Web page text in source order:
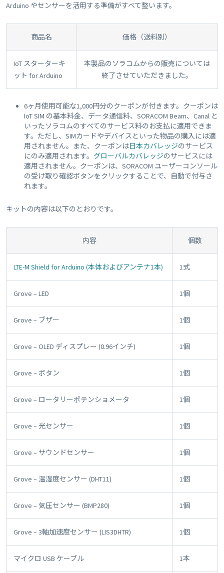
Arduino やセンサーを活用する準備がすべて整います。
商品名 価格（送料別）
IoT スターターキ
ット for Arduino
本製品のソラコムからの販売については
終了させていただきました。
6ヶ月使用可能な1,000円分のクーポンが付きます。クーポンは
IoT SIM の基本料金、データ通信料、SORACOM Beam、Canal と
いったソラコムのすべてのサービス料のお支払に適用できま
す。ただし、SIMカードやデバイスといった物品の購入には適
用されません。また、クーポンは日本カバレッジのサービス
にのみ適用されます。 グローバルカバレッジのサービスには
適用されません。クーポンは、SORACOM ユーザーコンソール
の受け取り確認ボタンをクリックすることで、自動で付与さ
れます。
キットの内容は以下のとおりです。
内容 個数
LTE-M Shield for Arduino (本体およびアンテナ1本) 1式
Grove – LED 1個
Grove – ブザー 1個
Grove – OLED ディスプレー (0.96インチ) 1個
Grove – ボタン 1個
Grove – ロータリーポテンショメータ 1個
Grove – 光センサー 1個
Grove – サウンドセンサー 1個
Grove – 温湿度センサー (DHT11) 1個
Grove – 気圧センサー (BMP280) 1個
Grove – 3軸加速度センサー (LIS3DHTR) 1個
マイクロ USB ケーブル 1本